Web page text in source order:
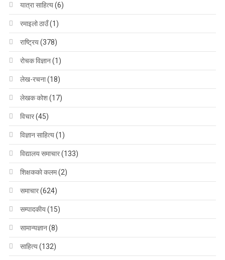
यात्रा साहित्य(6)
रमाइलो ठाउँ(1)
राष्ट्रिय(378)
रोचक विज्ञान(1)
लेख-रचना(18)
लेखक कोश(17)
विचार(45)
विज्ञान साहित्य(1)
विद्यालय समाचार(133)
शिक्षककाे कलम(2)
समाचार(624)
सम्पादकीय(15)
सामान्यज्ञान(8)
साहित्य(132)